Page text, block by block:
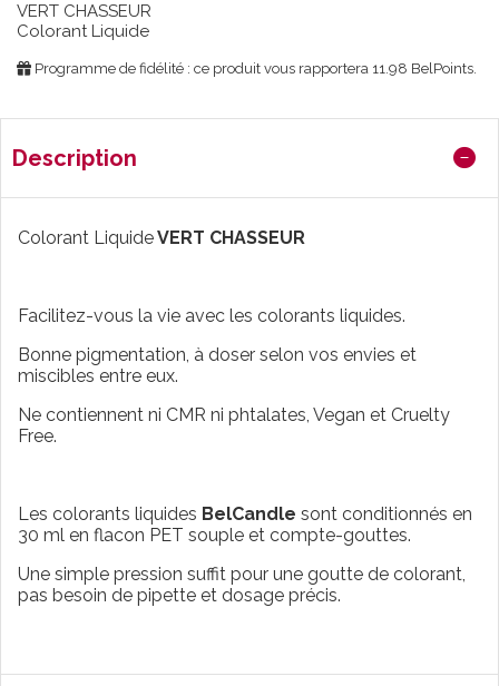
VERT CHASSEUR
Colorant Liquide
Programme de fidélité : ce produit vous rapportera 11.98 BelPoints.
Description
Colorant LiquideVERT CHASSEUR
Facilitez-vous la vie avec les colorants liquides.
Bonne pigmentation, à doser selon vos envies et
miscibles entre eux.
Ne contiennent ni CMR ni phtalates, Vegan et Cruelty
Free.
Les colorants liquides BelCandle sont conditionnés en
30 ml en flacon PET souple et compte-gouttes.
Une simple pression suffit pour une goutte de colorant,
pas besoin de pipette et dosage précis.